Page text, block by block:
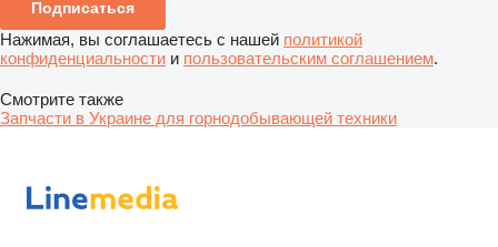
Подписаться
Нажимая, вы соглашаетесь с нашей политикой
конфиденциальности и пользовательским соглашением.
Смотрите также
Запчасти в Украине для горнодобывающей техники